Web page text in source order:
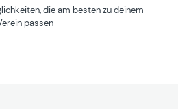
die am besten zu deinem
passen